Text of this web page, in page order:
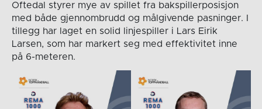
Oftedal styrer mye av spillet fra bakspillerposisjon
med både gjennombrudd og målgivende pasninger. I
tillegg har laget en solid linjespiller i Lars Eirik
Larsen, som har markert seg med effektivitet inne
på 6-meteren.